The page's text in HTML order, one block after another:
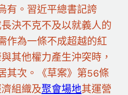
有。習近平總書記誇
決不克不及以就義人的
作為一條不成超越的紅
其他權力產生沖突時，
其次。《草案》第56條
組織及聚會場地其運營